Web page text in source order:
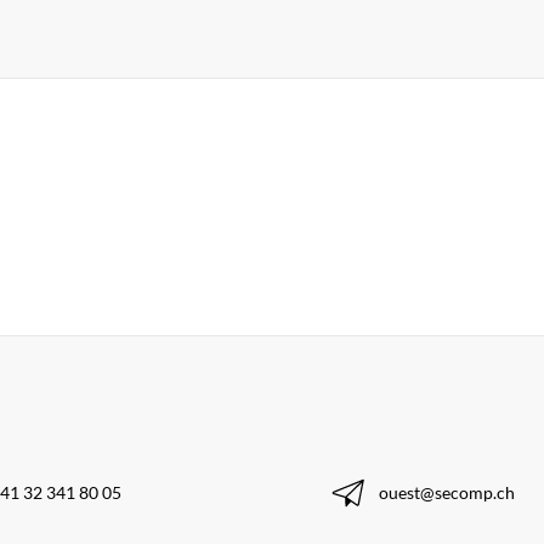
32 341 80 05 ouest@secomp.ch